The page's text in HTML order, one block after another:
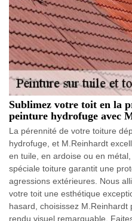
Sublimez votre toit en la
peinture hydrofuge avec
La pérennité de votre toiture
hydrofuge, et M.Reinhardt
en tuile, en ardoise ou en
spéciale toiture garantit une
agressions extérieures. Nous
votre toit une esthétique
hasard, choisissez
rendu visuel remarquable.